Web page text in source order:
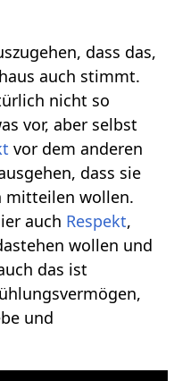
dass das,
auch stimmt.
nicht so
vor, aber selbst
vor dem anderen
dass sie
mitteilen wollen.
auch Respekt,
wollen und
das ist
und